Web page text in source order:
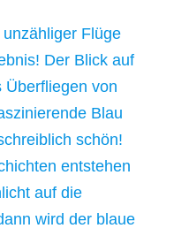
Flüge
Der Blick auf
Überfliegen von
Blau
schön!
entstehen
auf die
wird der blaue